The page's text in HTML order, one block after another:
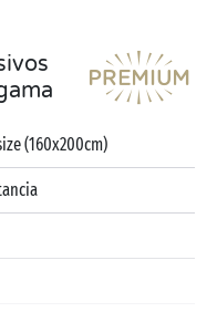
(160x200cm)